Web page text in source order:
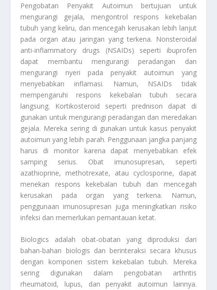
Pengobatan Penyakit Autoimun bertujuan untuk
mengurangi gejala, mengontrol respons kekebalan
tubuh yang keliru, dan mencegah kerusakan lebih lanjut
pada organ atau jaringan yang terkena. Nonsteroidal
anti-inflammatory drugs (NSAIDs) seperti ibuprofen
dapat membantu mengurangi peradangan dan
mengurangi nyeri pada penyakit autoimun yang
menyebabkan inflamasi. Namun, NSAIDs tidak
mempengaruhi respons kekebalan tubuh secara
langsung. Kortikosteroid seperti prednison dapat di
gunakan untuk mengurangi peradangan dan meredakan
gejala. Mereka sering di gunakan untuk kasus penyakit
autoimun yang lebih parah. Penggunaan jangka panjang
harus di monitor karena dapat menyebabkan efek
samping serius. Obat imunosupresan, seperti
azathioprine, methotrexate, atau cyclosporine, dapat
menekan respons kekebalan tubuh dan mencegah
kerusakan pada organ yang terkena. Namun,
penggunaan imunosupresan juga meningkatkan risiko
infeksi dan memerlukan pemantauan ketat.
Biologics adalah obat-obatan yang diproduksi dari
bahan-bahan biologis dan berinteraksi secara khusus
dengan komponen sistem kekebalan tubuh. Mereka
sering digunakan dalam pengobatan arthritis
rheumatoid, lupus, dan penyakit autoimun lainnya.